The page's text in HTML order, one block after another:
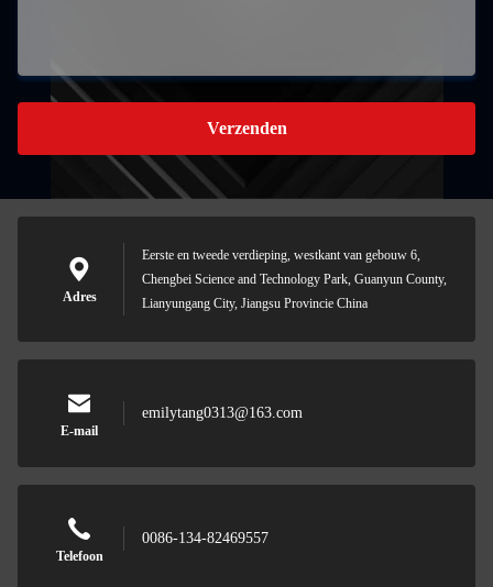
Verzenden
Adres
Eerste en tweede verdieping, westkant van gebouw 6,
Chengbei Science and Technology Park, Guanyun County,
Lianyungang City, Jiangsu Provincie China
E-mail
emilytang0313@163.com
Telefoon
0086-134-82469557